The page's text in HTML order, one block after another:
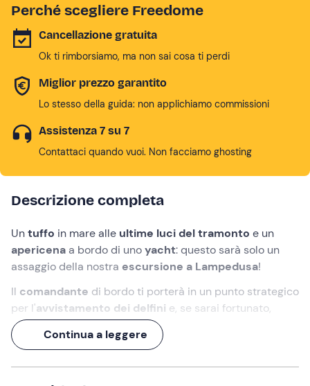
tour in barca fatto di sicurezza, emozioni e poesia, per
innamorarsi del mare di Lampedusa.
Perché scegliere Freedome
Cancellazione gratuita
Ok ti rimborsiamo, ma non sai cosa ti perdi
Miglior prezzo garantito
Lo stesso della guida: non applichiamo commissioni
Assistenza 7 su 7
Contattaci quando vuoi. Non facciamo ghosting
Descrizione completa
Untuffo in mare alle ultime luci del tramonto e un
apericena a bordo di unoyacht: questo sarà solo un
assaggio della nostra escursione a Lampedusa!
Il comandante di bordo ti porterà in un punto strategico
per l'avvistamento dei delfini e, se sarai fortunato,
potrai scorgerne qualcuno! Poi, ti offrirà un
apericenaa base di prodotti tipici siciliani.
Infine, potrai fare unbagno in mareal crepuscolo e
concludere l'esperienza ammirando un
Continua a leggere